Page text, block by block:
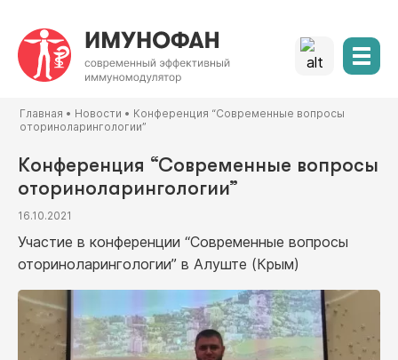
Главная • Новости • Конференция “Современные вопросы
оториноларингологии”
Конференция “Современные вопросы
оториноларингологии”
16.10.2021
Участие в конференции “Современные вопросы
оториноларингологии” в Алуште (Крым)